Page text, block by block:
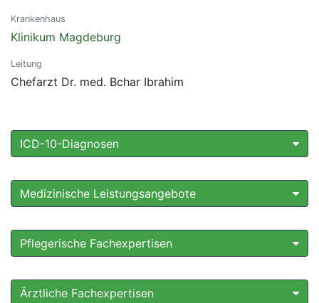
Krankenhaus
Klinikum Magdeburg
Leitung
Chefarzt Dr. med. Bchar Ibrahim
ICD-10-Diagnosen
Medizinische Leistungsangebote
Pflegerische Fachexpertisen
Ärztliche Fachexpertisen